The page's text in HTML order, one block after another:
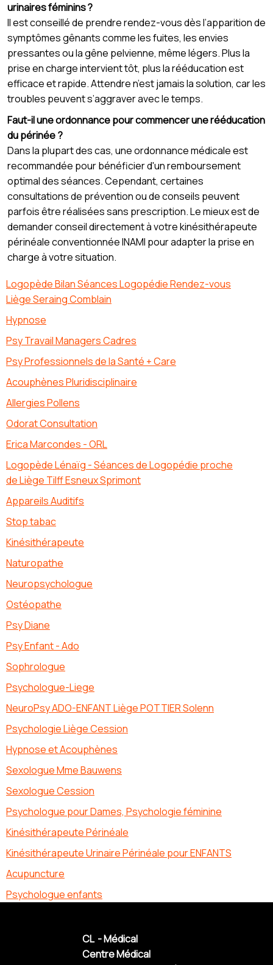
urinaires féminins ?
Il est conseillé de prendre rendez-vous dès l’apparition de
symptômes gênants comme les fuites, les envies
pressantes ou la gêne pelvienne, même légers. Plus la
prise en charge intervient tôt, plus la rééducation est
efficace et rapide. Attendre n’est jamais la solution, car les
troubles peuvent s’aggraver avec le temps.
Faut-il une ordonnance pour commencer une rééducation
du périnée ?
Dans la plupart des cas, une ordonnance médicale est
recommandée pour bénéficier d'un remboursement
optimal des séances. Cependant, certaines
consultations de prévention ou de conseils peuvent
parfois être réalisées sans prescription. Le mieux est de
demander conseil directement à votre kinésithérapeute
périnéale conventionnée INAMI pour adapter la prise en
charge à votre situation.
Logopède Bilan Séances Logopédie Rendez-vous
Liège Seraing Comblain
Hypnose
Psy Travail Managers Cadres
Psy Professionnels de la Santé + Care
Acouphènes Pluridisciplinaire
Allergies Pollens
Odorat Consultation
Erica Marcondes - ORL
Logopède Lénaïg - Séances de Logopédie proche
de Liège Tilff Esneux Sprimont
Appareils Auditifs
Stop tabac
Kinésithérapeute
Naturopathe
Neuropsychologue
Ostéopathe
Psy Diane
Psy Enfant - Ado
Sophrologue
Psychologue-Liege
NeuroPsy ADO-ENFANT Liège POTTIER Solenn
Psychologie Liège Cession
Hypnose et Acouphènes
Sexologue Mme Bauwens
Sexologue Cession
Psychologue pour Dames, Psychologie féminine
Kinésithérapeute Périnéale
Kinésithérapeute Urinaire Périnéale pour ENFANTS
Acupuncture
Psychologue enfants
CL - Médical
Centre Médical